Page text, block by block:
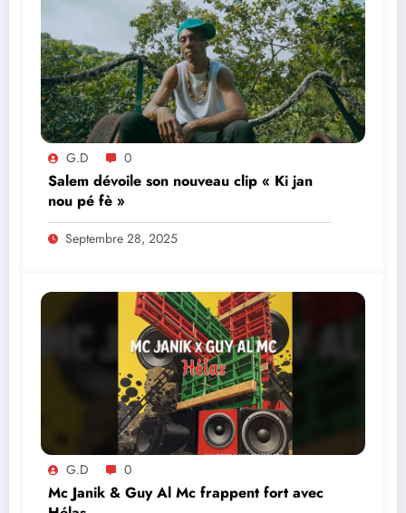
G.D 0
Salem dévoile son nouveau clip « Ki jan
nou pé fè »
Septembre 28, 2025
G.D 0
Mc Janik & Guy Al Mc frappent fort avec